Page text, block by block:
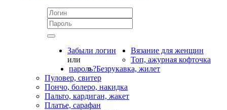
Забыли логин
или
пароль?
Вязание для женщин
Топ, ажурная кофточка
Безрукавка, жилет
Пуловер, свитер
Пончо, болеро, накидка
Пальто, кардиган, жакет
Платье, сарафан